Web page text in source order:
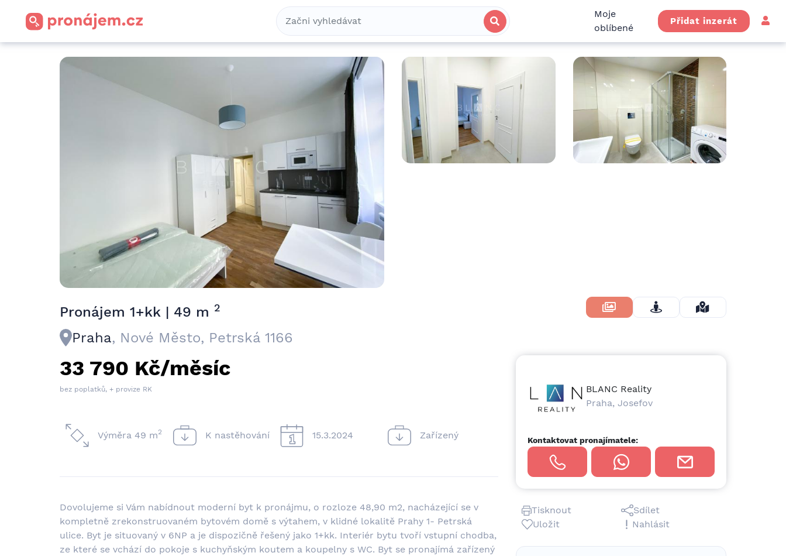
Komerční
Moje
oblíbené
Přidat inzerát
Skrýt Fotky
Pronájem 1+kk | 49 m 2
Praha, Nové Město, Petrská 1166
33 790 Kč/měsíc
bez poplatků, + provize RK
Výměra 49 m2 K nastěhování 15.3.2024 Zařízený
Dovolujeme si Vám nabídnout moderní byt k pronájmu, o rozloze 48,90 m2, nacházející se v
kompletně zrekonstruovaném bytovém domě s výtahem, v klidné lokalitě Prahy 1- Petrská
ulice. Byt je situovaný v 6NP a je dispozičně řešený jako 1+kk. Interiér bytu tvoří vstupní chodba,
ze které se vchází do pokoje s kuchyňským koutem a koupelny s WC. Byt se pronajímá zařízený
BLANC Reality
Praha, Josefov
Kontaktovat pronajímatele:
Tisknout
Sdílet
Uložit
Nahlásit